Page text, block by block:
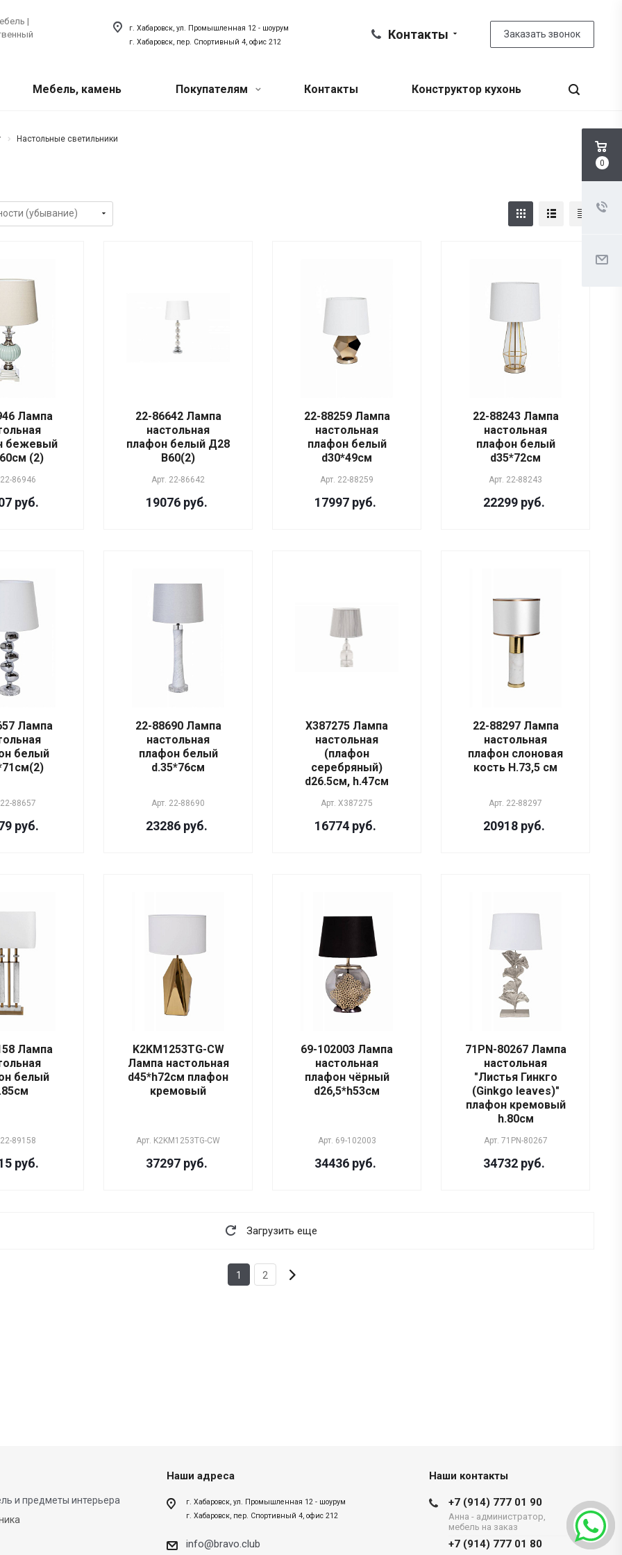
|
Контакты Заказать звонок
г. Хабаровск, ул. Промышленная 12 - шоурум
г. Хабаровск, пер. Спортивный 4, офис 212
для кухни
искусственный
Мебель, камень Покупателям Контакты Конструктор кухонь
Настольные светильники
Лампа
бежевый
(2)
22-86946
руб.
22-86642 Лампа
настольная
плафон белый Д28
В60(2)
Арт. 22-86642
19076 руб.
22-88259 Лампа
настольная
плафон белый
d30*49см
Арт. 22-88259
17997 руб.
22-88243 Лампа
настольная
плафон белый
d35*72см
Арт. 22-88243
22299 руб.
Лампа
белый
22-88657
руб.
22-88690 Лампа
настольная
плафон белый
d.35*76см
Арт. 22-88690
23286 руб.
X387275 Лампа
настольная
(плафон
серебряный)
d26.5см, h.47см
Арт. X387275
16774 руб.
22-88297 Лампа
настольная
плафон слоновая
кость Н.73,5 см
Арт. 22-88297
20918 руб.
Лампа
белый
22-89158
руб.
K2KM1253TG-CW
Лампа настольная
d45*h72см плафон
кремовый
Арт. K2KM1253TG-CW
37297 руб.
69-102003 Лампа
настольная
плафон чёрный
d26,5*h53см
Арт. 69-102003
34436 руб.
71PN-80267 Лампа
настольная
"Листья Гинкго
(Ginkgo leaves)"
плафон кремовый
h.80см
Арт. 71PN-80267
34732 руб.
Загрузить еще
1 2
и предметы интерьера
Наши адреса
г. Хабаровск, ул. Промышленная 12 - шоурум
г. Хабаровск, пер. Спортивный 4, офис 212
info@bravo.club
Наши контакты
+7 (914) 777 01 90
Анна - администратор,
мебель на заказ
+7 (914) 777 01 80
0